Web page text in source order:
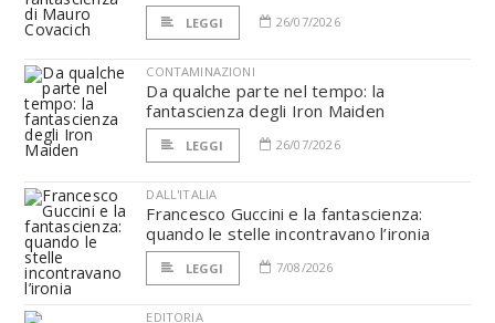
LEGGI 26/07/2026
CONTAMINAZIONI
Da qualche parte nel tempo: la
fantascienza degli Iron Maiden
LEGGI 26/07/2026
DALL'ITALIA
Francesco Guccini e la fantascienza:
quando le stelle incontravano l’ironia
LEGGI 7/08/2026
EDITORIA